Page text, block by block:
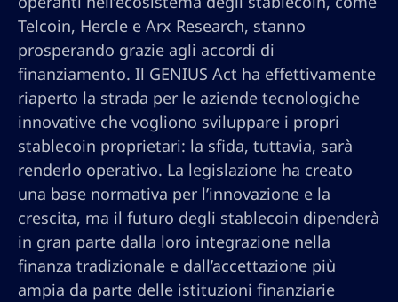
Telcoin, Hercle e Arx Research, stanno
prosperando grazie agli accordi di
finanziamento. Il GENIUS Act ha effettivamente
riaperto la strada per le aziende tecnologiche
innovative che vogliono sviluppare i propri
stablecoin proprietari: la sfida, tuttavia, sarà
renderlo operativo. La legislazione ha creato
una base normativa per l’innovazione e la
crescita, ma il futuro degli stablecoin dipenderà
in gran parte dalla loro integrazione nella
finanza tradizionale e dall’accettazione più
ampia da parte delle istituzioni finanziarie